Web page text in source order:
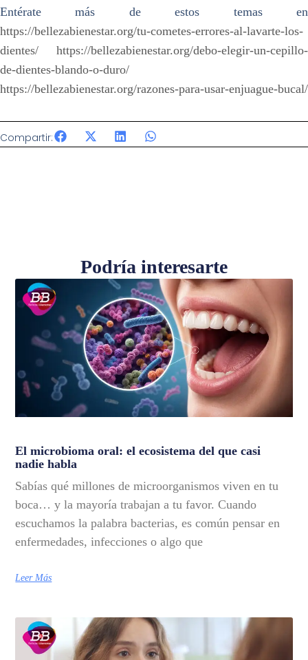
Entérate más de estos temas en
https://bellezabienestar.org/tu-cometes-errores-al-lavarte-los-
dientes/
https://bellezabienestar.org/debo-elegir-un-cepillo-
de-dientes-blando-o-duro/
https://bellezabienestar.org/razones-para-usar-enjuague-bucal/
Compartir:
Podría interesarte
El microbioma oral: el ecosistema del que casi
nadie habla
Sabías qué millones de microorganismos viven en tu
boca… y la mayoría trabajan a tu favor. Cuando
escuchamos la palabra bacterias, es común pensar en
enfermedades, infecciones o algo que
Leer Más